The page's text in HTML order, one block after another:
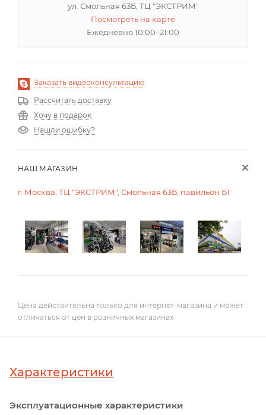
ул. Смольная 63Б, ТЦ "ЭКСТРИМ"
Посмотреть на карте
Ежедневно 10:00–21:00
Заказать видеоконсультацию
Рассчитать доставку
Хочу в подарок
Нашли ошибку?
НАШ МАГАЗИН
г. Москва, ТЦ "ЭКСТРИМ", Смольная 63Б, павильон Б1
Цена действительна только для интернет-магазина и может
отличаться от цен в розничных магазинах
Характеристики
Эксплуатационные характеристики